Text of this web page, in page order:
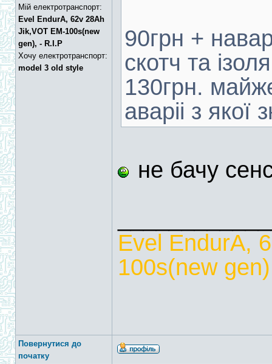
Мій електротранспорт:
Evel EndurA, 62v 28Ah
Jik,VOT EM-100s(new
gen), - R.I.P
Хочу електротранспорт:
model 3 old style
90грн +
скотч та
130грн.
аваріі з якої
не бачу
Evel EndurA,
100s(new
Повернутися до
початку